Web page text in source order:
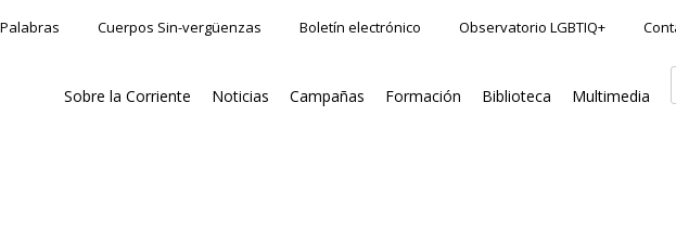
Cuerpos Sin-vergüenzas Boletín electrónico Observatorio LGBTIQ+
Sobre la Corriente Noticias Campañas Formación Biblioteca Multimedia